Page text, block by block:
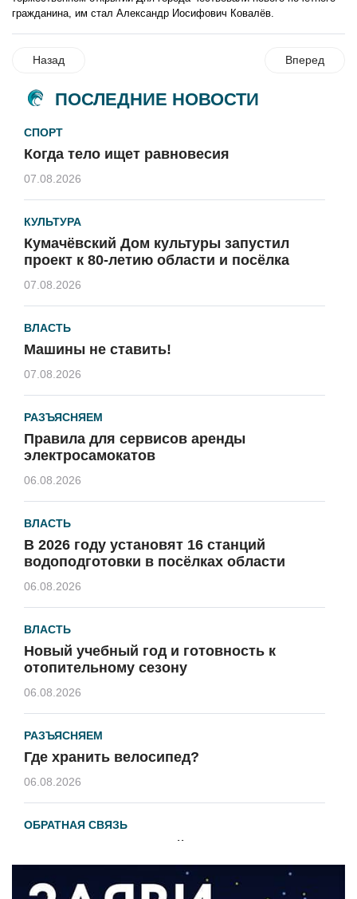
гражданина, им стал Александр Иосифович Ковалёв.
Назад Вперед
ПОСЛЕДНИЕ НОВОСТИ
СПОРТ
Когда тело ищет равновесия
07.08.2026
КУЛЬТУРА
Кумачёвский Дом культуры запустил
проект к 80-летию области и посёлка
07.08.2026
ВЛАСТЬ
Машины не ставить!
07.08.2026
РАЗЪЯСНЯЕМ
Правила для сервисов аренды
электросамокатов
06.08.2026
ВЛАСТЬ
В 2026 году установят 16 станций
водоподготовки в посёлках области
06.08.2026
ВЛАСТЬ
Новый учебный год и готовность к
отопительному сезону
06.08.2026
РАЗЪЯСНЯЕМ
Где хранить велосипед?
06.08.2026
ОБРАТНАЯ СВЯЗЬ
Администрация онлайн